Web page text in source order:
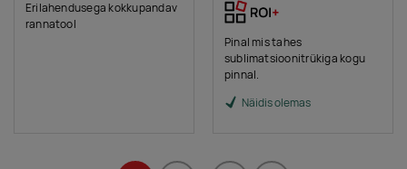
Erilahendusega kokkupandav
rannatool
Pinal mis tahes
sublimatsioonitrükiga kogu
pinnal.
Näidis olemas